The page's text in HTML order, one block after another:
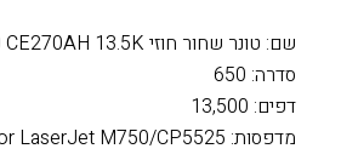
שם: טונר שחור חוזי HP 650 CE270AH 13.5K
סדרה: 650
דפים: 13,500
מדפסות: HP Color LaserJet M750/CP5525